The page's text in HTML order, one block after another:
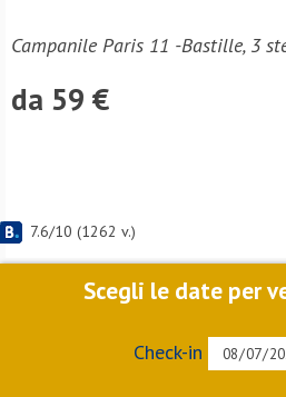
Campanile Paris 11 -Bastille, 3
da 59 €
7.6/10 (1262 v.)
Scegli le date per
Check-in